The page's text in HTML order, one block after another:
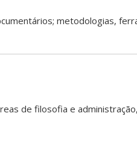
metodologias,
de filosofia e